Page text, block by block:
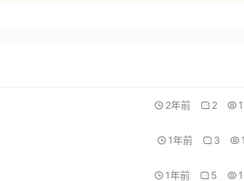
2年前 2
1年前 3
1年前 5